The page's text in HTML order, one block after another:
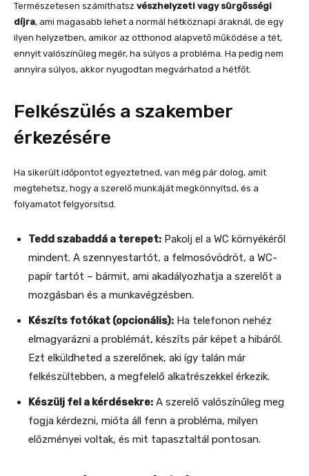
Természetesen számíthatsz vészhelyzeti vagy sürgősségi
díjra, ami magasabb lehet a normál hétköznapi áraknál, de egy
ilyen helyzetben, amikor az otthonod alapvető működése a tét,
ennyit valószínűleg megér, ha súlyos a probléma. Ha pedig nem
annyira súlyos, akkor nyugodtan megvárhatod a hétfőt.
Felkészülés a szakember
érkezésére
Ha sikerült időpontot egyeztetned, van még pár dolog, amit
megtehetsz, hogy a szerelő munkáját megkönnyítsd, és a
folyamatot felgyorsítsd.
Tedd szabaddá a terepet: Pakolj el a WC környékéről
mindent. A szennyestartót, a felmosóvödröt, a WC-
papír tartót – bármit, ami akadályozhatja a szerelőt a
mozgásban és a munkavégzésben.
Készíts fotókat (opcionális): Ha telefonon nehéz
elmagyarázni a problémát, készíts pár képet a hibáról.
Ezt elküldheted a szerelőnek, aki így talán már
felkészültebben, a megfelelő alkatrészekkel érkezik.
Készülj fel a kérdésekre: A szerelő valószínűleg meg
fogja kérdezni, mióta áll fenn a probléma, milyen
előzményei voltak, és mit tapasztaltál pontosan.